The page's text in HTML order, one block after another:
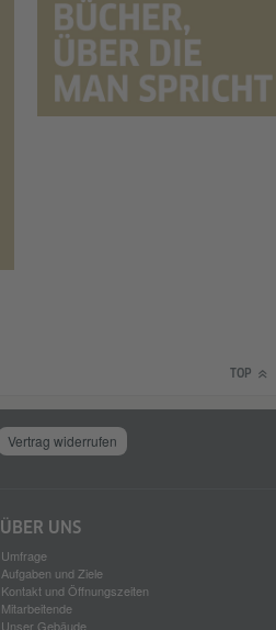
TOP
Vertrag widerrufen
ÜBER UNS
Umfrage
Aufgaben und Ziele
Kontakt und Öffnungszeiten
Mitarbeitende
Unser Gebäude